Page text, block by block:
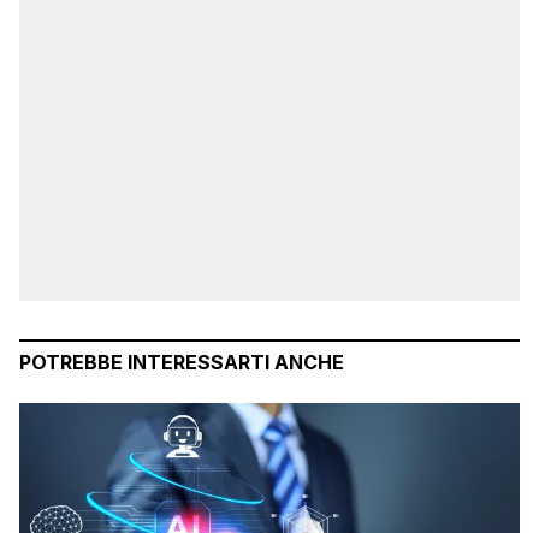
POTREBBE INTERESSARTI ANCHE